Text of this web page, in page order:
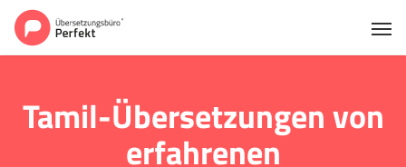
Tamil-Übersetzungen von
erfahrenen